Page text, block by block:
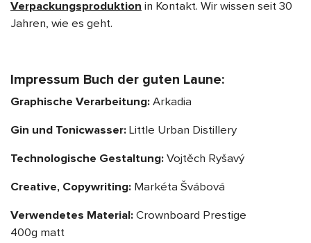
Verpackungsproduktion in Kontakt. Wir wissen seit 30
Jahren, wie es geht.
Impressum Buch der guten Laune:
Graphische Verarbeitung: Arkadia
Gin und Tonicwasser: Little Urban Distillery
Technologische Gestaltung: Vojtěch Ryšavý
Creative, Copywriting: Markéta Švábová
Verwendetes Material: Crownboard Prestige
400g matt